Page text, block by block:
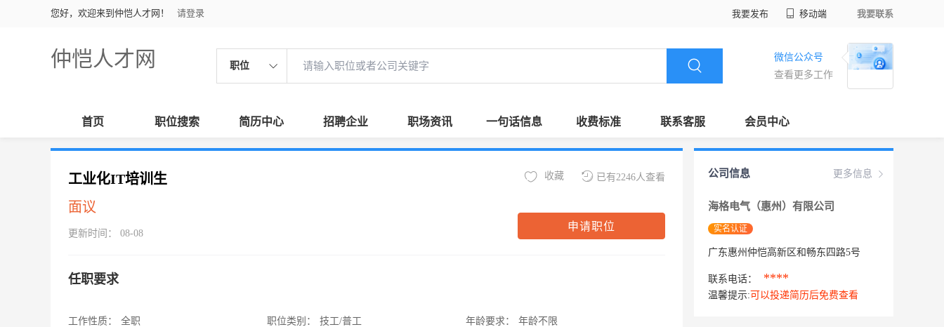
您好，欢迎来到仲恺人才网！ 请登录 我要发布 移动端 我要联系
仲恺人才网 职位
微信公众号
查看更多工作
首页 职位搜索 简历中心 招聘企业 职场资讯 一句话信息 收费标准 联系客服 会员中心
工业化IT培训生
面议
更新时间： 08-08
已有2246人查看
收藏
申请职位
任职要求
工作性质：
全职
职位类别：
技工/普工
年龄要求：
年龄不限
更多信息
公司信息
海格电气（惠州）有限公司
实名认证
广东惠州仲恺高新区和畅东四路5号
联系电话： ****
温馨提示: 可以投递简历后免费查看